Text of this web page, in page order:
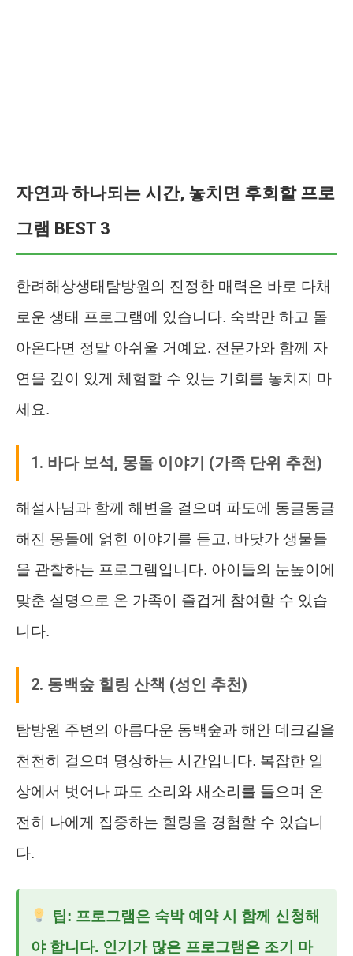
자연과 하나되는 시간, 놓치면 후회할 프로
그램 BEST 3
한려해상생태탐방원의 진정한 매력은 바로 다채
로운 생태 프로그램에 있습니다. 숙박만 하고 돌
아온다면 정말 아쉬울 거예요. 전문가와 함께 자
연을 깊이 있게 체험할 수 있는 기회를 놓치지 마
세요.
1. 바다 보석, 몽돌 이야기 (가족 단위 추천)
해설사님과 함께 해변을 걸으며 파도에 동글동글
해진 몽돌에 얽힌 이야기를 듣고, 바닷가 생물들
을 관찰하는 프로그램입니다. 아이들의 눈높이에
맞춘 설명으로 온 가족이 즐겁게 참여할 수 있습
니다.
2. 동백숲 힐링 산책 (성인 추천)
탐방원 주변의 아름다운 동백숲과 해안 데크길을
천천히 걸으며 명상하는 시간입니다. 복잡한 일
상에서 벗어나 파도 소리와 새소리를 들으며 온
전히 나에게 집중하는 힐링을 경험할 수 있습니
다.
팁: 프로그램은 숙박 예약 시 함께 신청해
야 합니다. 인기가 많은 프로그램은 조기 마